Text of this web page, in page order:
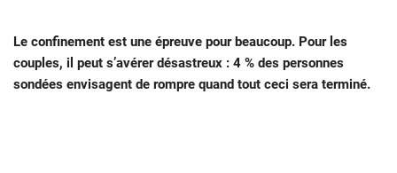
Le confinement est une épreuve pour beaucoup. Pour les
couples, il peut s’avérer désastreux : 4 % des personnes
sondées envisagent de rompre quand tout ceci sera terminé.